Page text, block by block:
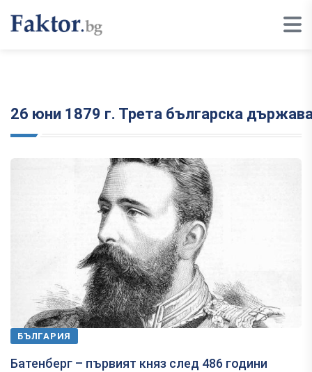
26 юни 1879 г. Трета българска
БЪЛГАРИЯ
​Батенберг – първият княз след 486 години